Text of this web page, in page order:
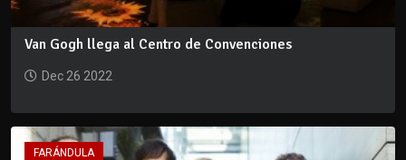
Van Gogh llega al Centro de Convenciones
Dec 26 2022
FARÁNDULA